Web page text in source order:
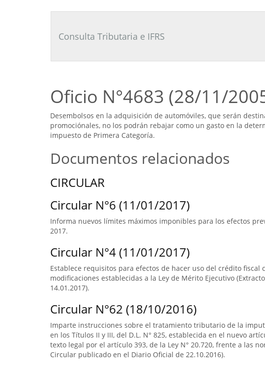
Tributario
Consulta Tributaria e IFRS
Oficio N°4683 (28/11/
Desembolsos en la adquisición de automóviles, que serán
promociónales, no los podrán rebajar como un gasto en la
impuesto de Primera Categoría.
Documentos relacionados
CIRCULAR
Circular N°6 (11/01/2017)
Informa nuevos límites máximos imponibles para los efectos
2017.
Circular N°4 (11/01/2017)
Establece requisitos para efectos de hacer uso del crédito
modificaciones establecidas a la Ley de Mérito Ejecutivo
14.01.2017).
Circular N°62 (18/10/2016)
Imparte instrucciones sobre el tratamiento tributario de la
en los Títulos II y III, del D.L. N° 825, establecida en el nuevo
texto legal por el artículo 393, de la Ley N° 20.720, frente a las
Circular publicado en el Diario Oficial de 22.10.2016).